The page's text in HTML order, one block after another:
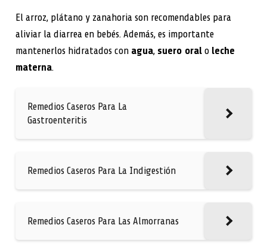
El arroz, plátano y zanahoria son recomendables para
aliviar la diarrea en bebés. Además, es importante
mantenerlos hidratados con agua, suero oralo leche
materna.
Remedios Caseros Para La
Gastroenteritis
Remedios Caseros Para La Indigestión
Remedios Caseros Para Las Almorranas